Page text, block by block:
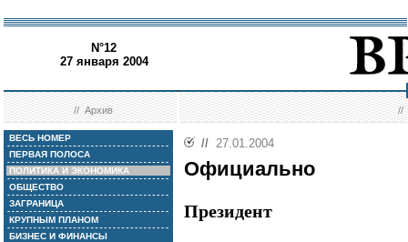
N°12
27 января 2004
//Архив //
ВЕСЬ НОМЕР
ПЕРВАЯ ПОЛОСА
ПОЛИТИКА И ЭКОНОМИКА
ОБЩЕСТВО
ЗАГРАНИЦА
КРУПНЫМ ПЛАНОМ
БИЗНЕС И ФИНАНСЫ
// 27.01.2004
Официально
Президент